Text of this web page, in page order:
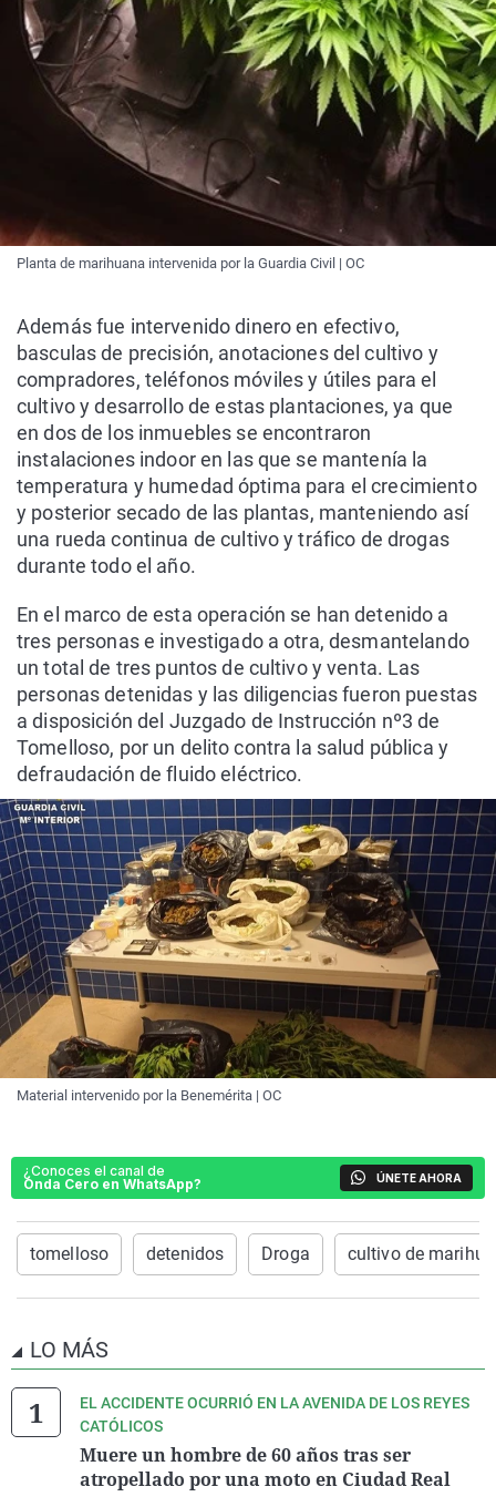
Planta de marihuana intervenida por la Guardia Civil | OC
Además fue intervenido dinero en efectivo,
basculas de precisión, anotaciones del cultivo y
compradores, teléfonos móviles y útiles para el
cultivo y desarrollo de estas plantaciones, ya que
en dos de los inmuebles se encontraron
instalaciones indoor en las que se mantenía la
temperatura y humedad óptima para el crecimiento
y posterior secado de las plantas, manteniendo así
una rueda continua de cultivo y tráfico de drogas
durante todo el año.
En el marco de esta operación se han detenido a
tres personas e investigado a otra, desmantelando
un total de tres puntos de cultivo y venta. Las
personas detenidas y las diligencias fueron puestas
a disposición del Juzgado de Instrucción nº3 de
Tomelloso, por un delito contra la salud pública y
defraudación de fluido eléctrico.
Material intervenido por la Benemérita | OC
¿Conoces el canal de
Onda Cero en WhatsApp?
ÚNETE AHORA
tomelloso detenidos Droga cultivo de
LO MÁS
EL ACCIDENTE OCURRIÓ EN LA AVENIDA DE LOS REYES
CATÓLICOS
Muere un hombre de 60 años tras ser
atropellado por una moto en Ciudad Real